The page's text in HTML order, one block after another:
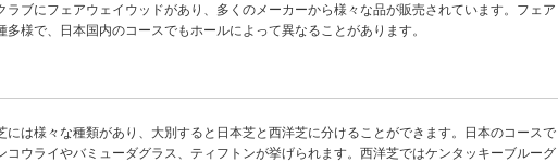
ラブにフェアウェイウッドがあり、多くのメーカーから様々な品が販売されています。フェア
様で、日本国内のコースでもホールによって異なることがあります。
には様々な種類があり、大別すると日本芝と西洋芝に分けることができます。日本のコースで
コウライやバミューダグラス、ティフトンが挙げられます。西洋芝ではケンタッキーブルーグ